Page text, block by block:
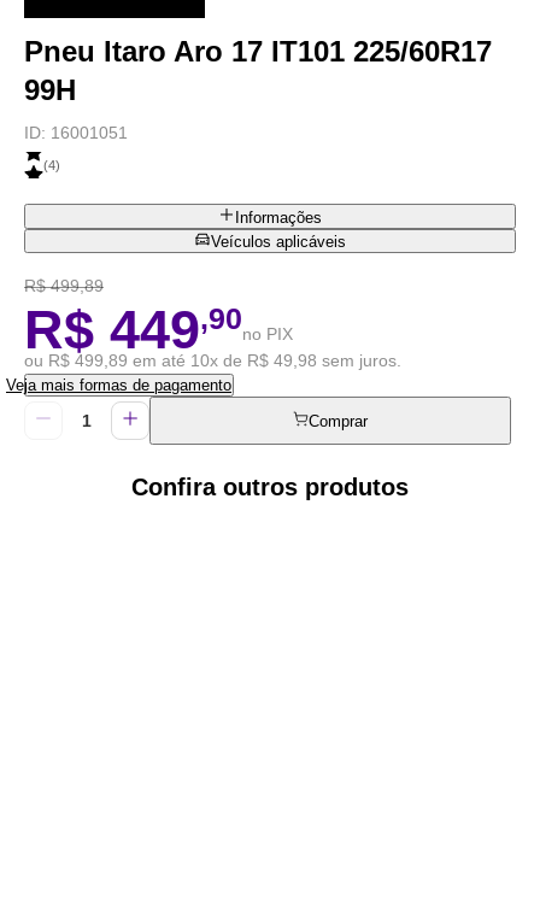
Pneu Itaro Aro 17 IT101 225/60R17
99H
ID: 16001051
(4)
Informações
Veículos aplicáveis
R$ 499,89
R$ 449,90no PIX
ou R$ 499,89 em até 10x de R$ 49,98 sem juros.
Veja mais formas de pagamento
Comprar
Confira outros produtos